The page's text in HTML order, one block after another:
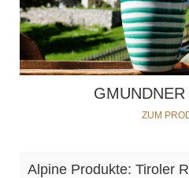
ZUM
Alpine Produkte: Tiroler